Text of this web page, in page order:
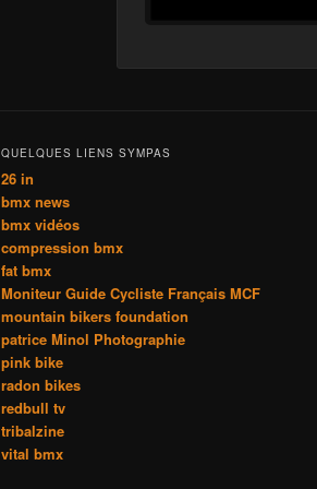
QUELQUES LIENS SYMPAS
26 in
bmx news
bmx vidéos
compression bmx
fat bmx
Moniteur Guide Cycliste Français MCF
mountain bikers foundation
patrice Minol Photographie
pink bike
radon bikes
redbull tv
tribalzine
vital bmx